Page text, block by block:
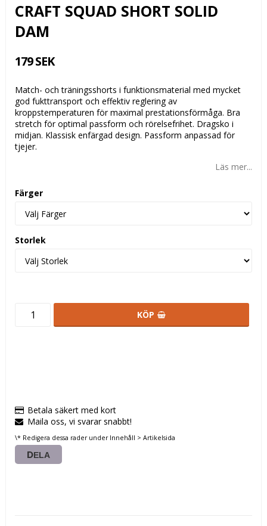
CRAFT SQUAD SHORT SOLID
DAM
179 SEK
Match- och träningsshorts i funktionsmaterial med mycket
god fukttransport och effektiv reglering av
kroppstemperaturen för maximal prestationsförmåga. Bra
stretch för optimal passform och rörelsefrihet. Dragsko i
midjan. Klassisk enfärgad design. Passform anpassad för
tjejer.
Läs mer...
Färger
Storlek
KÖP
Betala säkert med kort
Maila oss, vi svarar snabbt!
\* Redigera dessa rader under Innehåll > Artikelsida
DELA